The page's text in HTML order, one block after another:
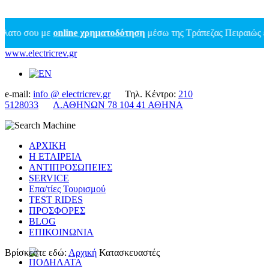
online χρηματοδότησημέσω της Τράπεζας Πειραιώς έως 7.000
www.electricrev.gr
e-mail: info @ electricrev.grΤηλ. Κέντρο: 210
5128033
Λ.ΑΘΗΝΩΝ 78 104 41 ΑΘΗΝΑ
ΑΡΧΙΚΗ
Η ΕΤΑΙΡΕΙΑ
ΑΝΤΙΠΡΟΣΩΠΕΙΕΣ
SERVICE
Επα/τίες Τουρισμού
TEST RIDES
ΠΡΟΣΦΟΡΕΣ
BLOG
ΕΠΙΚΟΙΝΩΝΙΑ
Βρίσκεστε εδώ: Αρχική Κατασκευαστές